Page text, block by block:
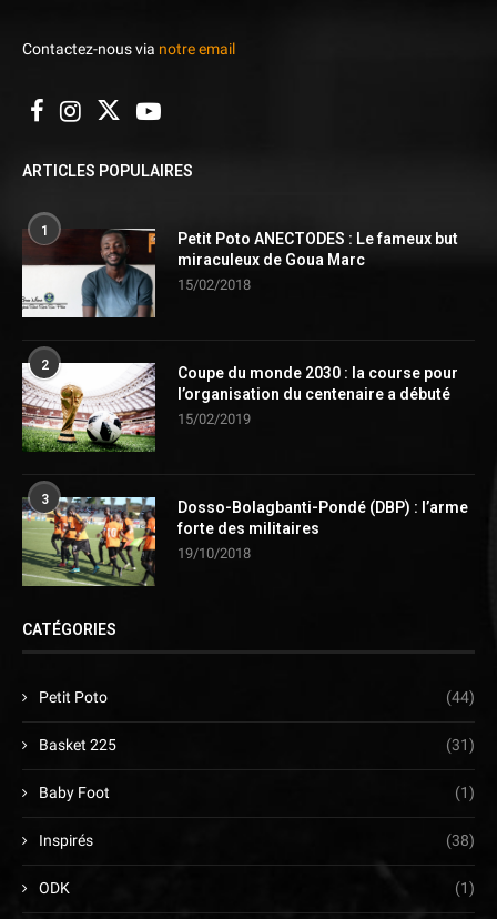
Contactez-nous via notre email
ARTICLES POPULAIRES
1
Petit Poto ANECTODES : Le fameux but
miraculeux de Goua Marc
15/02/2018
2
Coupe du monde 2030 : la course pour
l’organisation du centenaire a débuté
15/02/2019
3
Dosso-Bolagbanti-Pondé (DBP) : l’arme
forte des militaires
19/10/2018
CATÉGORIES
Petit Poto (44)
Basket 225 (31)
Baby Foot (1)
Inspirés (38)
ODK (1)